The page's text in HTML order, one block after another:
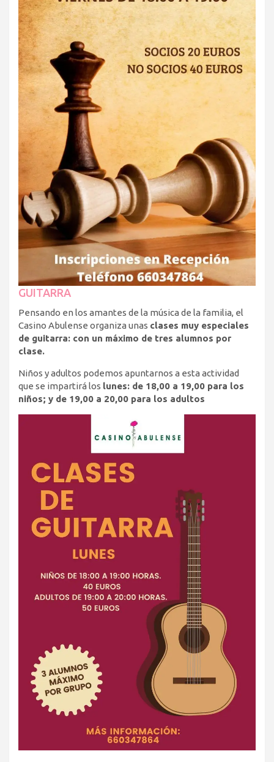
GUITARRA
Pensando en los amantes de la música de la familia, el
Casino Abulense organiza unas clases muy especiales
de guitarra: con un máximo de tres alumnos por
clase.
Niños y adultos podemos apuntarnos a esta actividad
que se impartirá los lunes: de 18,00 a 19,00 para los
niños; y de 19,00 a 20,00 para los adultos